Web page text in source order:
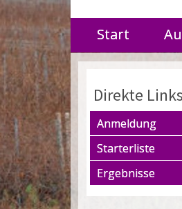
Start
Direkte Links
Anmeldung
Starterliste
Ergebnisse